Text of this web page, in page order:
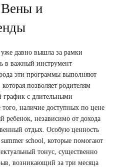
Вены и
уже давно вышла за рамки
в важный инструмент
эти программы выполняют
позволяет родителям
график с длительными
наличие доступных по цене
ребенок, независимо от дохода
отдых. Особую ценность
school, которые помогают
тонус, существенно
возникающий за три месяца